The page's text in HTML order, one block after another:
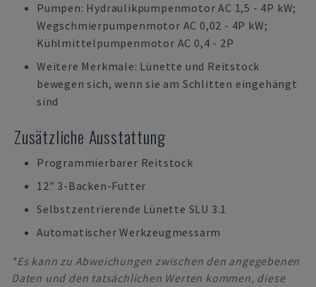
Pumpen: Hydraulikpumpenmotor AC 1,5 - 4P kW;
Wegschmierpumpenmotor AC 0,02 - 4P kW;
Kühlmittelpumpenmotor AC 0,4 - 2P
Weitere Merkmale: Lünette und Reitstock
bewegen sich, wenn sie am Schlitten eingehängt
sind
Zusätzliche Ausstattung
Programmierbarer Reitstock
12" 3-Backen-Futter
Selbstzentrierende Lünette SLU 3.1
Automatischer Werkzeugmessarm
*Es kann zu Abweichungen zwischen den angegebenen
Daten und den tatsächlichen Werten kommen, diese